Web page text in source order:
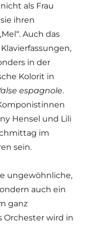
als Frau
ihren
Auch das
in der
Kolorit in
espagnole.
Hensel und Lili
im
sein.
ungewöhnliche,
auch ein
ganz
Orchester wird in